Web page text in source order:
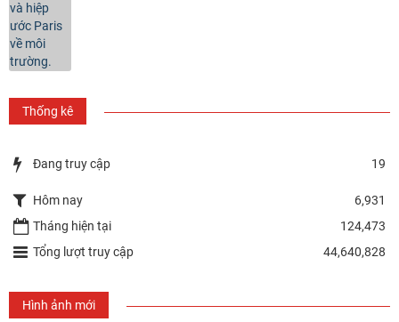
Thống kê
Đang truy cập 19
Hôm nay
6,931
Tháng hiện tại
124,473
Tổng lượt truy cập
44,640,828
Hình ảnh mới